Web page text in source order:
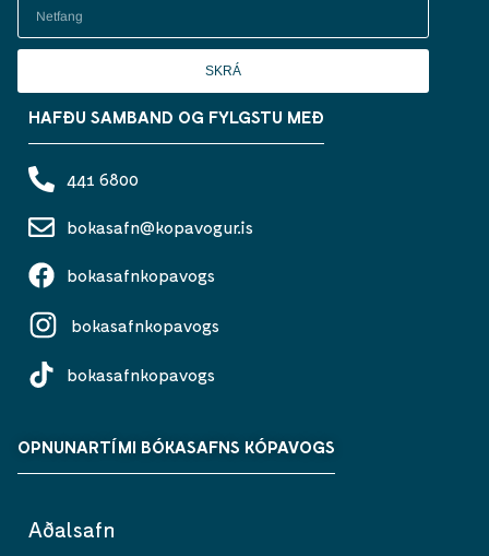
SKRÁ
HAFÐU SAMBAND OG FYLGSTU MEÐ
441 6800
bokasafn@kopavogur.is
bokasafnkopavogs
bokasafnkopavogs
bokasafnkopavogs
OPNUNARTÍMI BÓKASAFNS KÓPAVOGS
Aðalsafn